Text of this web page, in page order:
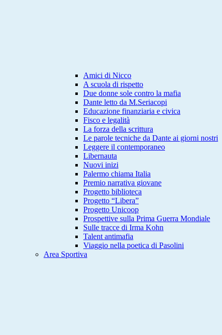
Amici di Nicco
A scuola di rispetto
Due donne sole contro la mafia
Dante letto da M.Seriacopi
Educazione finanziaria e civica
Fisco e legalità
La forza della scrittura
Le parole tecniche da Dante ai giorni nostri
Leggere il contemporaneo
Libernauta
Nuovi inizi
Palermo chiama Italia
Premio narrativa giovane
Progetto biblioteca
Progetto “Libera”
Progetto Unicoop
Prospettive sulla Prima Guerra Mondiale
Sulle tracce di Irma Kohn
Talent antimafia
Viaggio nella poetica di Pasolini
Area Sportiva